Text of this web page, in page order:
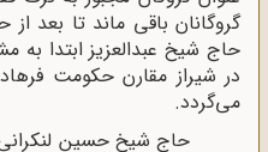
گروگانان باقى ماند تا بعد
حاج شیخ عبدالعزیز ابتدا
در شیراز مقارن حکومت
مى‌گردد.
حاج شیخ حسین لنکرانى